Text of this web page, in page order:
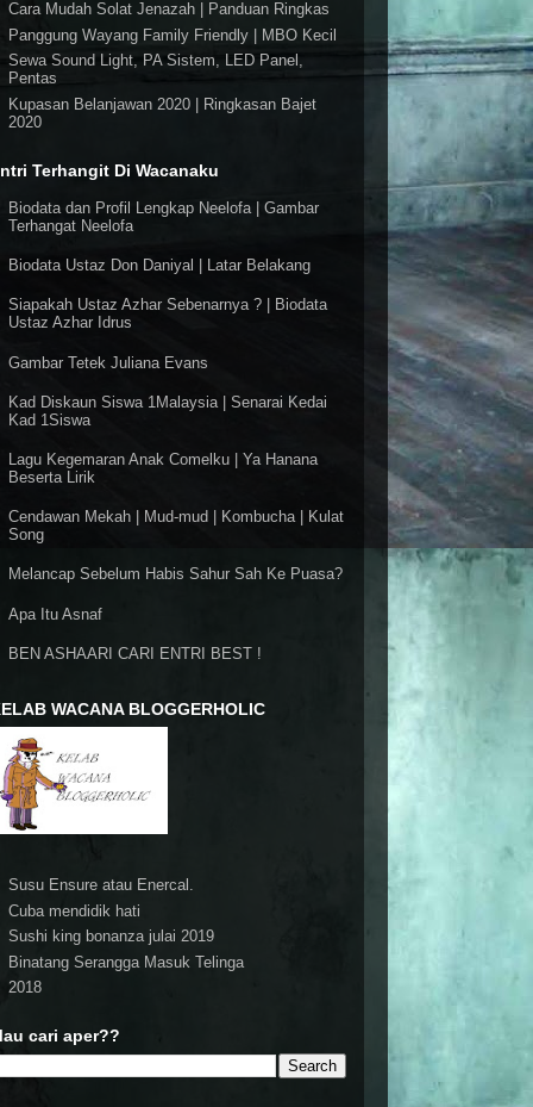
Cara Mudah Solat Jenazah | Panduan Ringkas
Panggung Wayang Family Friendly | MBO Kecil
Sewa Sound Light, PA Sistem, LED Panel,
Pentas
Kupasan Belanjawan 2020 | Ringkasan Bajet
2020
Terhangit Di Wacanaku
Biodata dan Profil Lengkap Neelofa | Gambar
Terhangat Neelofa
Biodata Ustaz Don Daniyal | Latar Belakang
Siapakah Ustaz Azhar Sebenarnya ? | Biodata
Ustaz Azhar Idrus
Gambar Tetek Juliana Evans
Kad Diskaun Siswa 1Malaysia | Senarai Kedai
Kad 1Siswa
Lagu Kegemaran Anak Comelku | Ya Hanana
Beserta Lirik
Cendawan Mekah | Mud-mud | Kombucha | Kulat
Song
Melancap Sebelum Habis Sahur Sah Ke Puasa?
Apa Itu Asnaf
BEN ASHAARI CARI ENTRI BEST !
WACANA BLOGGERHOLIC
Susu Ensure atau Enercal.
Cuba mendidik hati
Sushi king bonanza julai 2019
Binatang Serangga Masuk Telinga
2018
cari aper??